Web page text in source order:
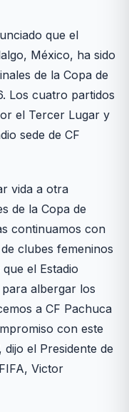
que el
México, ha sido
de la Copa de
Los cuatro partidos
el Tercer Lugar y
sede de CF
vida a otra
de la Copa de
continuamos con
clubes femeninos
el Estadio
albergar los
a CF Pachuca
con este
el Presidente de
Victor